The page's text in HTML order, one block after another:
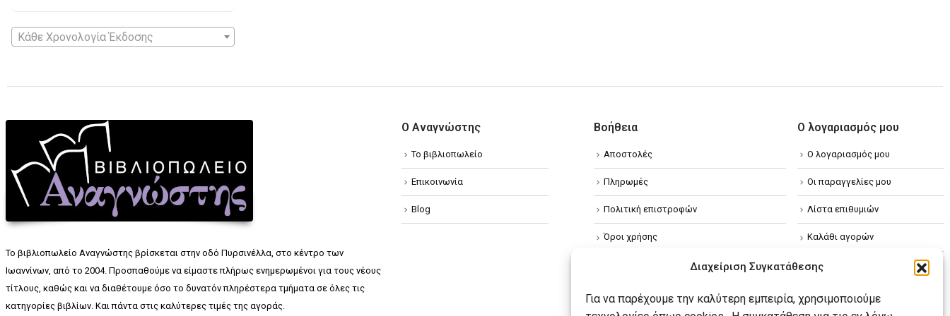
Διαχείριση Συγκατάθεσης
Για να παρέχουμε την καλύτερη εμπειρία, χρησιμοποιούμε
Κάθε Χρονολογία Έκδοσης
Το βιβλιοπωλείο Αναγνώστης βρίσκεται στην οδό Πυρσινέλλα, στο κέντρο των
Ιωαννίνων, από το 2004. Προσπαθούμε να είμαστε πλήρως ενημερωμένοι για τους νέους
τίτλους, καθώς και να διαθέτουμε όσο το δυνατόν πληρέστερα τμήματα σε όλες τις
κατηγορίες βιβλίων. Και πάντα στις καλύτερες τιμές της αγοράς.
Ο Αναγνώστης
Το βιβλιοπωλείο
Επικοινωνία
Blog
Βοήθεια
Αποστολές
Πληρωμές
Πολιτική επιστροφών
Όροι χρήσης
Πολιτική απορρήτου
Πολιτική Cookies
Ο λογαριασμός μου
Ο λογαριασμός μου
Οι παραγγελίες μου
Λίστα επιθυμιών
Καλάθι αγορών